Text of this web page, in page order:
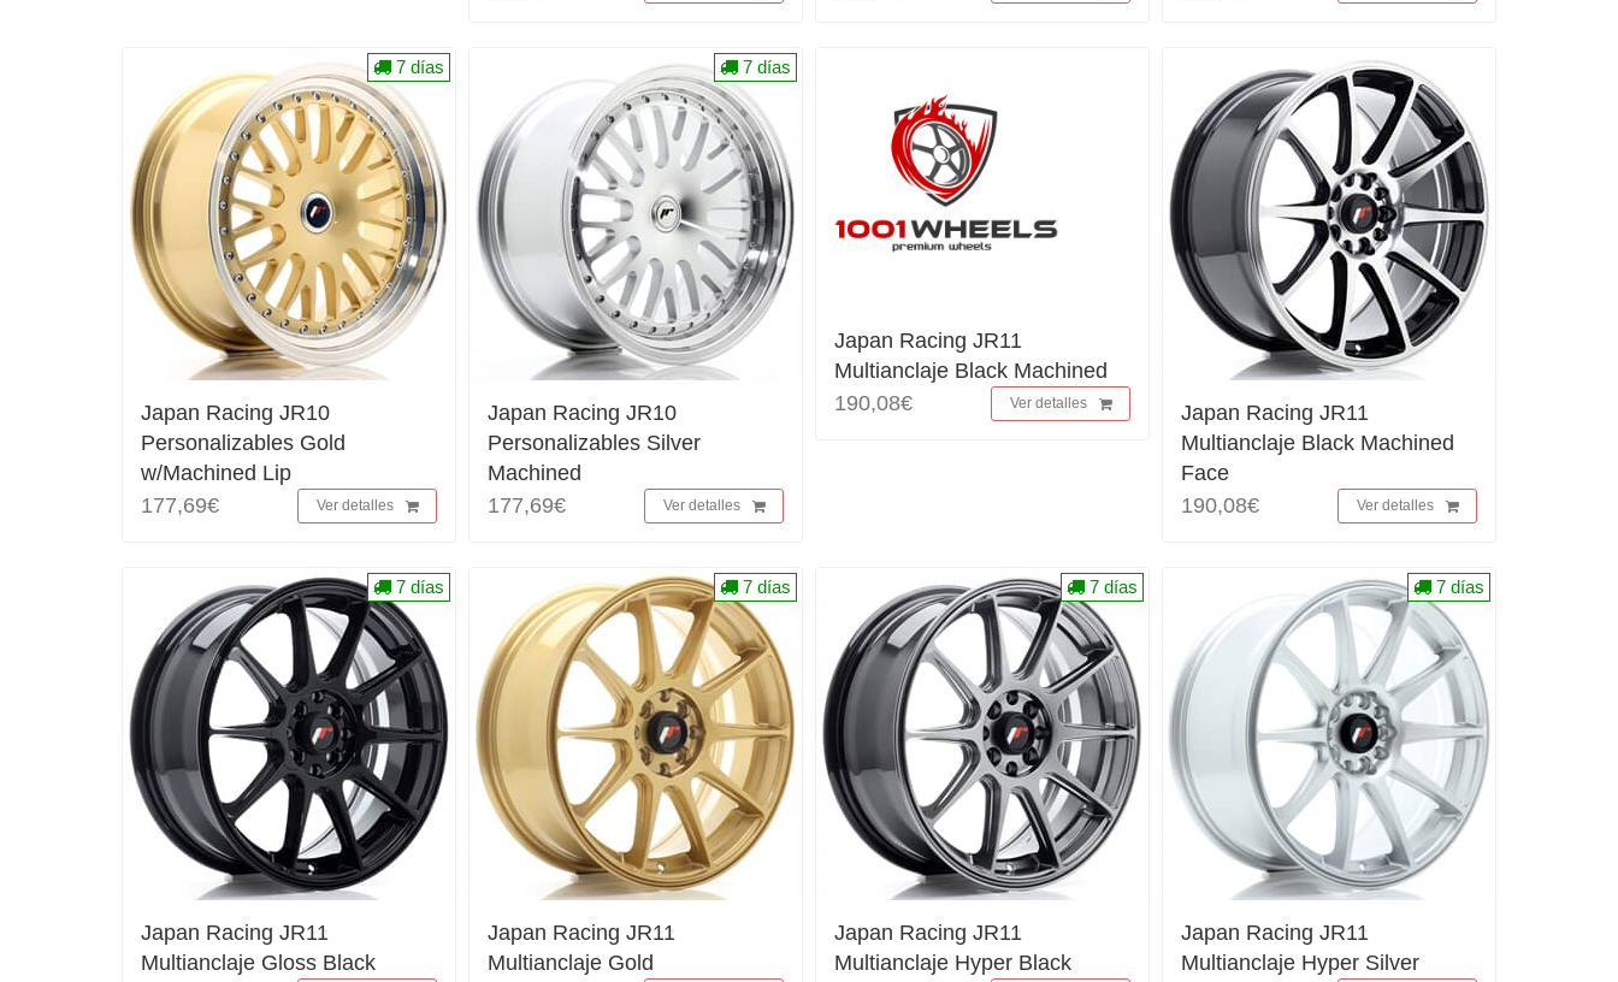
Japan Racing JR10
Personalizables Gold
w/Machined Lip
177,69€
Ver detalles
7 días
Japan Racing JR10
Personalizables Silver
Machined
177,69€
Ver detalles
7 días
Japan Racing JR11
Multianclaje Black Machined
190,08€
Ver detalles
Japan Racing JR11
Multianclaje Black Machined
Face
190,08€
Ver detalles
Japan Racing JR11
Multianclaje Gloss Black
7 días
Japan Racing JR11
Multianclaje Gold
7 días
Japan Racing JR11
Multianclaje Hyper Black
7 días
Japan Racing JR11
Multianclaje Hyper Silver
7 días